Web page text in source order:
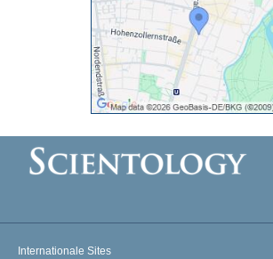
Internationale Sites